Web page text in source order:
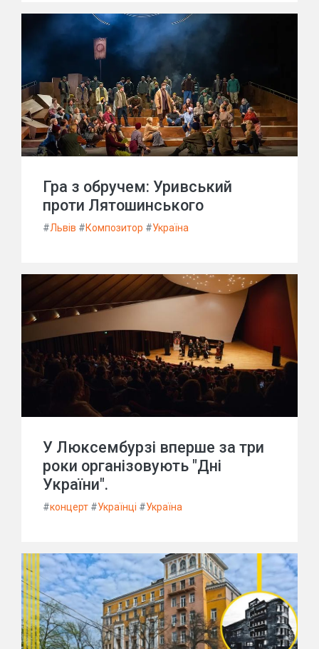
Гра з обручем: Уривський
проти Лятошинського
#Львів #Композитор #Україна
У Люксембурзі вперше за три
роки організовують "Дні
України".
#концерт #Українці #Україна